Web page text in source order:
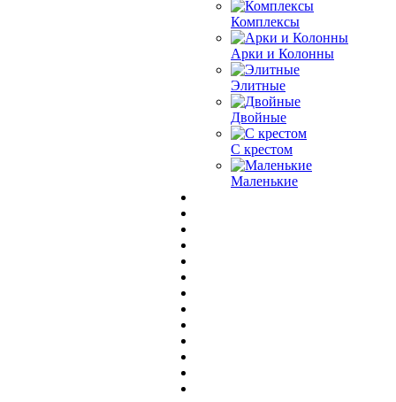
Комплексы
Арки и Колонны
Элитные
Двойные
С крестом
Маленькие